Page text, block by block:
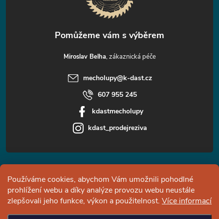
Používáme cookies, abychom Vám umožnili pohodlné
prohlížení webu a díky analýze provozu webu neustále
zlepšovali jeho funkce, výkon a použitelnost. Více informací
Facebook
Miroslav Belha
mecholupy@k-dast.cz
607 955 245
kdastmecholupy
kdast_prodejreziva